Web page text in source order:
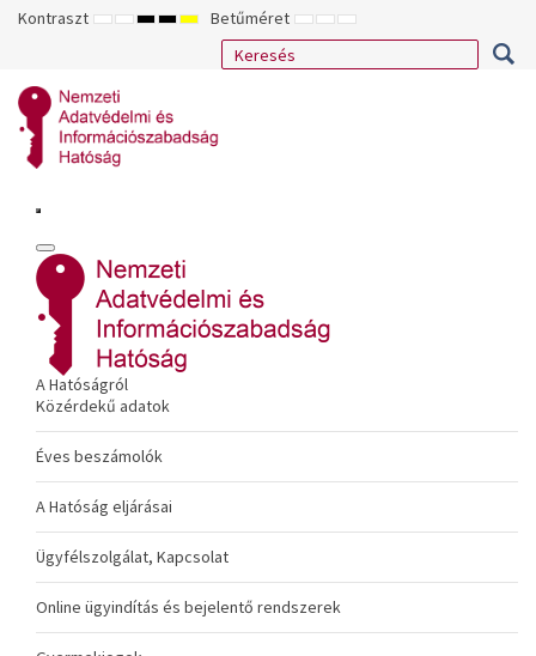
Kontraszt ALAPÉRTELMEZETT
ÉJSZAKAI
NAGY
KONTRASZTÚ
NAGY
KONTRASZTÚ
NAGY
KONTRASZTÚ
SÁRGA
FEKETE
Betűméret KISEBB
BETŰTÍPUS
ALAPÉRTELMEZETT
BETŰMÉRET
NAGYOBB
BETŰMÉRET
A Hatóságról
Közérdekű adatok
Éves beszámolók
A Hatóság eljárásai
Ügyfélszolgálat, Kapcsolat
Online ügyindítás és bejelentő rendszerek